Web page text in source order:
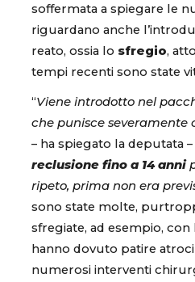
soffermata a spiegare le
riguardano anche
reato, ossia lo sfregio,
tempi recenti sono state
“Viene introdotto nel
che punisce severamente
– ha spiegato la deputata –
reclusione fino a 14 anni
ripeto, prima non era
sono state molte,
sfregiate, ad esempio, con
hanno dovuto patire
numerosi interventi